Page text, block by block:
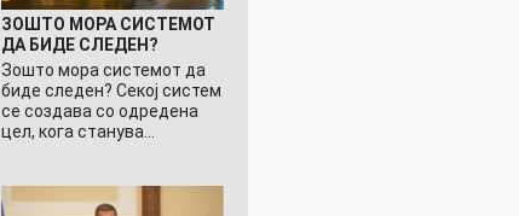
ЗОШТО МОРА СИСТЕМОТ
ДА БИДЕ СЛЕДЕН?
Зошто мора системот да
биде следен? Секој систем
се создава со одредена
цел, кога станува…